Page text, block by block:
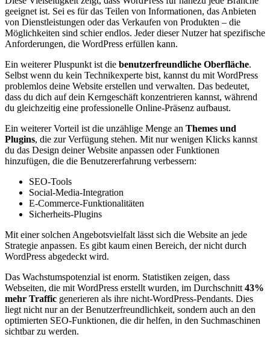
geeignet ist. Sei es für das Teilen‌ von Informationen, das Anbieten⁣
von Dienstleistungen oder das Verkaufen⁢ von Produkten – die
Möglichkeiten sind schier endlos. Jeder dieser​ Nutzer hat spezifische
Anforderungen, die WordPress erfüllen kann.
Ein weiterer Pluspunkt ist die benutzerfreundliche Oberfläche.
Selbst wenn du kein Technikexperte bist, kannst du mit WordPress
problemlos deine Website erstellen und verwalten. Das bedeutet,
dass⁣ du dich auf dein Kerngeschäft konzentrieren kannst, ⁤während
⁣du gleichzeitig eine professionelle Online-Präsenz aufbaust.
Ein ⁣weiterer Vorteil ist die unzählige Menge an Themes und
⁢Plugins, die zur Verfügung stehen. Mit nur wenigen Klicks ​kannst
du das Design⁣ deiner Website anpassen oder Funktionen
hinzufügen, die die Benutzererfahrung verbessern:
SEO-Tools
Social-Media-Integration
E-Commerce-Funktionalitäten
Sicherheits-Plugins
Mit⁤ einer solchen Angebotsvielfalt lässt sich die‍ Website an jede
⁤Strategie anpassen. Es gibt⁤ kaum einen ⁤Bereich, der nicht ​durch
WordPress abgedeckt wird.
Das⁣ Wachstumspotenzial ist enorm. Statistiken zeigen, dass
Webseiten, die​ mit WordPress erstellt⁣ wurden, im‌ Durchschnitt 43%
mehr Traffic generieren als ihre nicht-WordPress-Pendants. Dies
liegt nicht nur an‌ der Benutzerfreundlichkeit, sondern auch an den
optimierten SEO-Funktionen, die dir helfen, in den Suchmaschinen
sichtbar zu werden.